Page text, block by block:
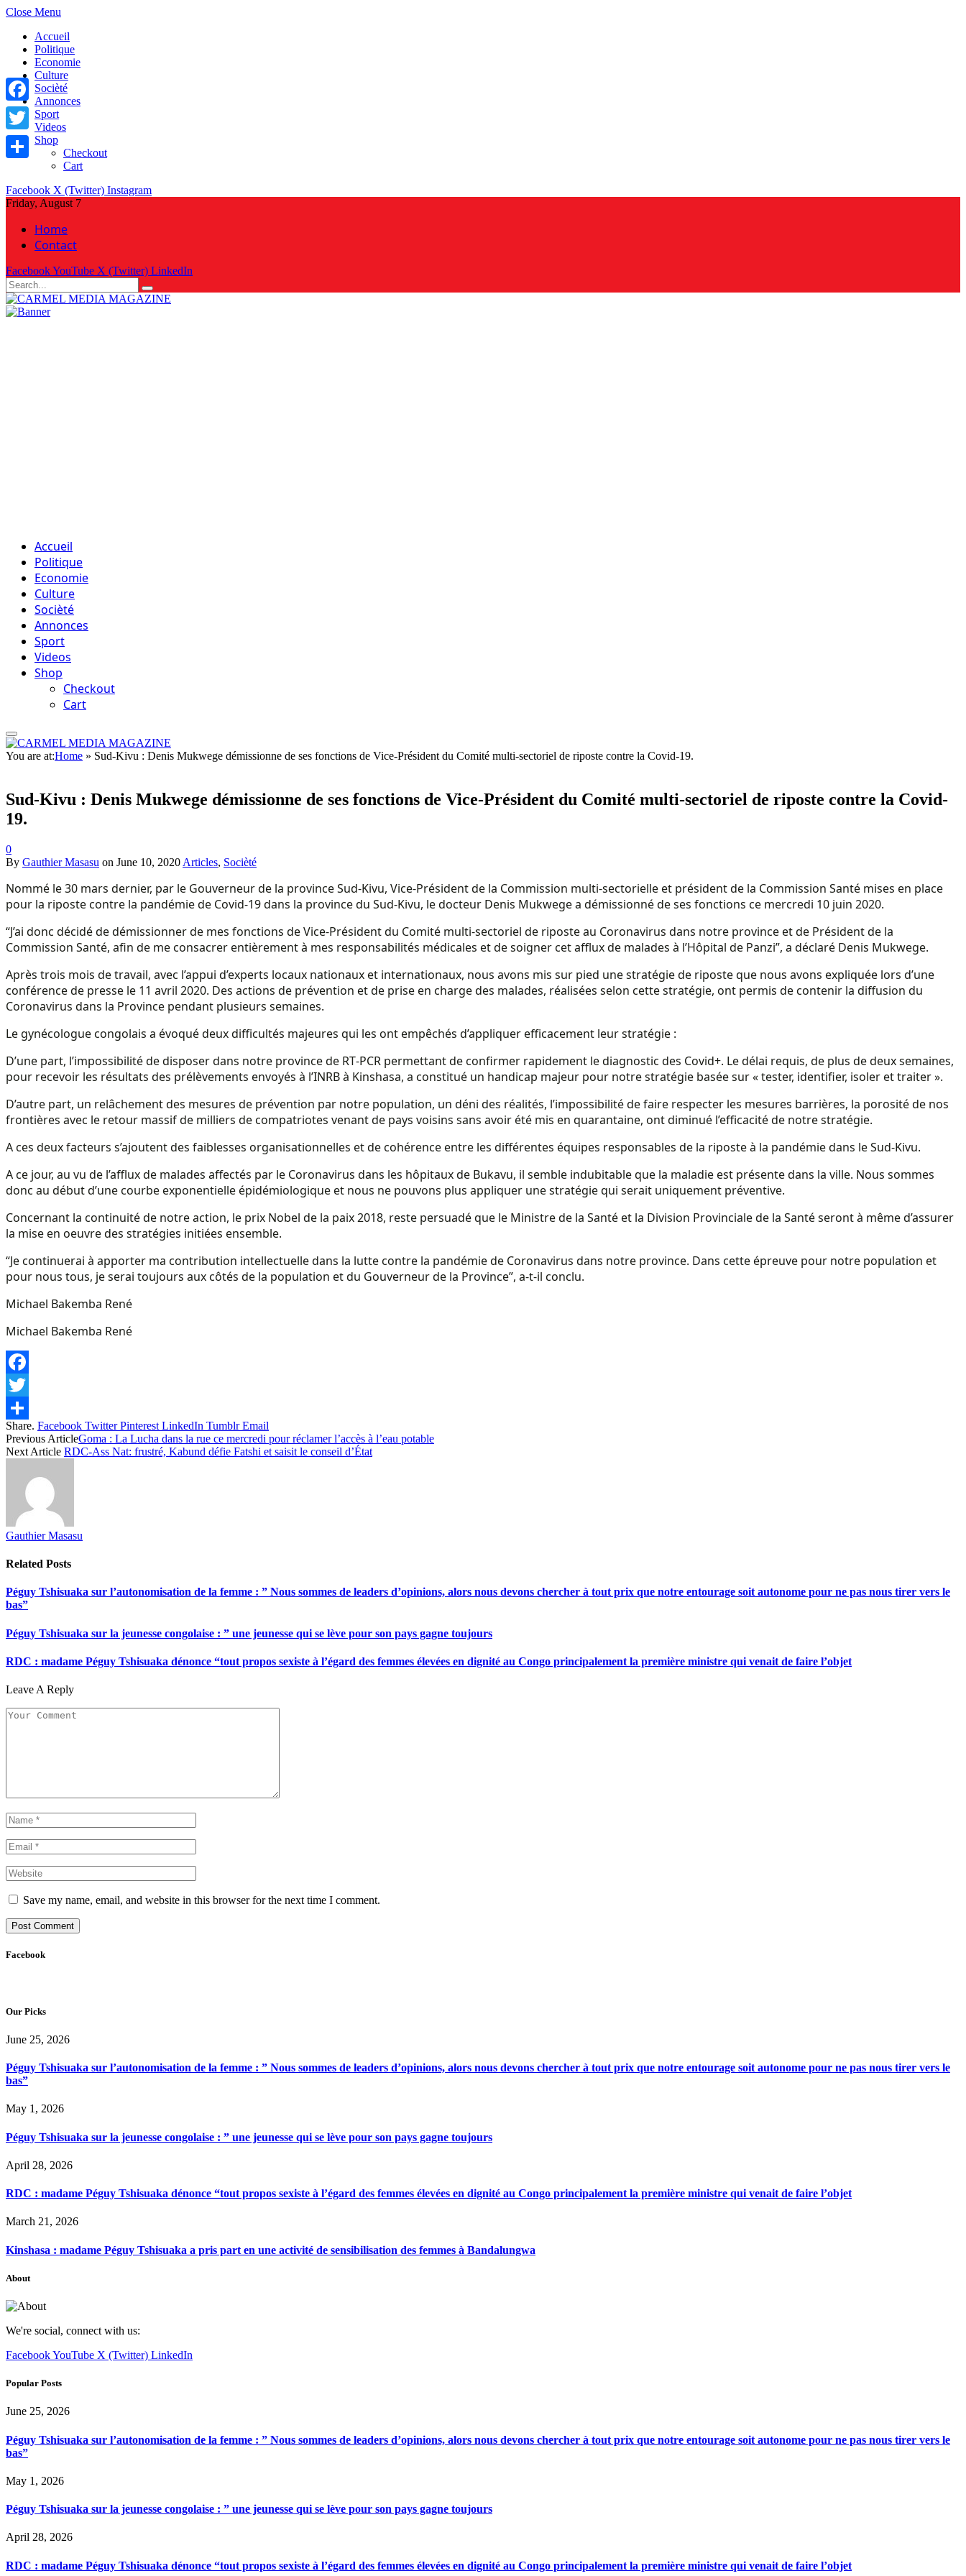
Close Menu
Accueil
Politique
Economie
Culture
Socièté
Annonces
Sport
Videos
Shop
Checkout
Cart
Facebook X (Twitter) Instagram
Friday, August 7
Home
Contact
FacebookYouTube X (Twitter) LinkedIn
Accueil
Politique
Economie
Culture
Socièté
Annonces
Sport
Videos
Shop
Checkout
Cart
You are at:Home » Sud-Kivu : Denis Mukwege démissionne de ses fonctions de Vice‐Président du Comité multi-sectoriel de riposte contre la Covid-19.
Sud-Kivu : Denis Mukwege démissionne de ses fonctions de Vice‐Président du Comité multi-sectoriel de riposte contre la Covid-
19.
0
By Gauthier Masasu on June 10, 2020 Articles, Socièté
Nommé le 30 mars dernier, par le Gouverneur de la province Sud-Kivu, Vice-Président de la Commission multi-sectorielle et président de la Commission Santé mises en place
pour la riposte contre la pandémie de Covid-19 dans la province du Sud-Kivu, le docteur Denis Mukwege a démissionné de ses fonctions ce mercredi 10 juin 2020.
“J’ai donc décidé de démissionner de mes fonctions de Vice‐Président du Comité multi-sectoriel de riposte au Coronavirus dans notre province et de Président de la
Commission Santé, afin de me consacrer entièrement à mes responsabilités médicales et de soigner cet afflux de malades à l’Hôpital de Panzi”, a déclaré Denis Mukwege.
Après trois mois de travail, avec l’appui d’experts locaux nationaux et internationaux, nous avons mis sur pied une stratégie de riposte que nous avons expliquée lors d’une
conférence de presse le 11 avril 2020. Des actions de prévention et de prise en charge des malades, réalisées selon cette stratégie, ont permis de contenir la diffusion du
Coronavirus dans la Province pendant plusieurs semaines.
Le gynécologue congolais a évoqué deux difficultés majeures qui les ont empêchés d’appliquer efficacement leur stratégie :
D’une part, l’impossibilité de disposer dans notre province de RT‐PCR permettant de confirmer rapidement le diagnostic des Covid+. Le délai requis, de plus de deux semaines,
pour recevoir les résultats des prélèvements envoyés à l’INRB à Kinshasa, a constitué un handicap majeur pour notre stratégie basée sur « tester, identifier, isoler et traiter ».
D’autre part, un relâchement des mesures de prévention par notre population, un déni des réalités, l’impossibilité de faire respecter les mesures barrières, la porosité de nos
frontières avec le retour massif de milliers de compatriotes venant de pays voisins sans avoir été mis en quarantaine, ont diminué l’efficacité de notre stratégie.
A ces deux facteurs s’ajoutent des faiblesses organisationnelles et de cohérence entre les différentes équipes responsables de la riposte à la pandémie dans le Sud-Kivu.
A ce jour, au vu de l’afflux de malades affectés par le Coronavirus dans les hôpitaux de Bukavu, il semble indubitable que la maladie est présente dans la ville. Nous sommes
donc au début d’une courbe exponentielle épidémiologique et nous ne pouvons plus appliquer une stratégie qui serait uniquement préventive.
Concernant la continuité de notre action, le prix Nobel de la paix 2018, reste persuadé que le Ministre de la Santé et la Division Provinciale de la Santé seront à même d’assurer
la mise en oeuvre des stratégies initiées ensemble.
“Je continuerai à apporter ma contribution intellectuelle dans la lutte contre la pandémie de Coronavirus dans notre province. Dans cette épreuve pour notre population et
pour nous tous, je serai toujours aux côtés de la population et du Gouverneur de la Province”, a-t-il conclu.
Michael Bakemba René
Michael Bakemba René
Facebook
Twitter
Share
Share. Facebook Twitter Pinterest LinkedIn Tumblr Email
Previous ArticleGoma : La Lucha dans la rue ce mercredi pour réclamer l’accès à l’eau potable
Next Article RDC-Ass Nat: frustré, Kabund défie Fatshi et saisit le conseil d’État
Gauthier Masasu
Related Posts
Péguy Tshisuaka sur l’autonomisation de la femme : ” Nous sommes de leaders d’opinions, alors nous devons chercher à tout prix que notre entourage soit autonome pour ne pas nous tirer vers le
bas”
Péguy Tshisuaka sur la jeunesse congolaise : ” une jeunesse qui se lève pour son pays gagne toujours
RDC : madame Péguy Tshisuaka dénonce “tout propos sexiste à l’égard des femmes élevées en dignité au Congo principalement la première ministre qui venait de faire l’objet
Leave A Reply
Save my name, email, and website in this browser for the next time I comment.
Facebook
Our Picks
June 25, 2026
Péguy Tshisuaka sur l’autonomisation de la femme : ” Nous sommes de leaders d’opinions, alors nous devons chercher à tout prix que notre entourage soit autonome pour ne pas nous tirer vers le
bas”
May 1, 2026
Péguy Tshisuaka sur la jeunesse congolaise : ” une jeunesse qui se lève pour son pays gagne toujours
April 28, 2026
RDC : madame Péguy Tshisuaka dénonce “tout propos sexiste à l’égard des femmes élevées en dignité au Congo principalement la première ministre qui venait de faire l’objet
March 21, 2026
Kinshasa : madame Péguy Tshisuaka a pris part en une activité de sensibilisation des femmes à Bandalungwa
About
We're social, connect with us:
FacebookYouTube X (Twitter) LinkedIn
Popular Posts
June 25, 2026
Péguy Tshisuaka sur l’autonomisation de la femme : ” Nous sommes de leaders d’opinions, alors nous devons chercher à tout prix que notre entourage soit autonome pour ne pas nous tirer vers le
bas”
May 1, 2026
Péguy Tshisuaka sur la jeunesse congolaise : ” une jeunesse qui se lève pour son pays gagne toujours
April 28, 2026
RDC : madame Péguy Tshisuaka dénonce “tout propos sexiste à l’égard des femmes élevées en dignité au Congo principalement la première ministre qui venait de faire l’objet
Facebook
Twitter